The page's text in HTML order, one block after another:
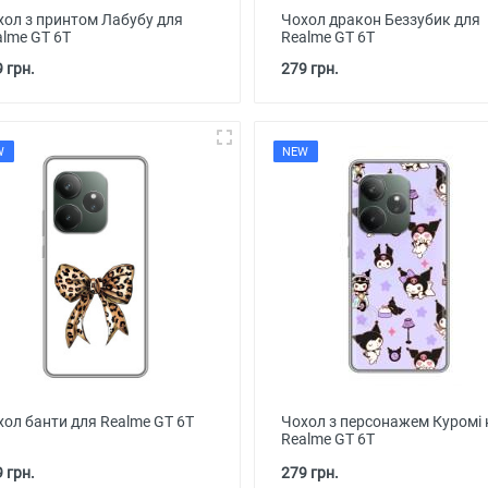
з принтом Лабубу для
GT 6T
грн.
Чохол дракон Беззубик для
Realme GT 6T
279 грн.
банти для Realme GT 6T
грн.
NEW
Чохол з персонажем Куромі
Realme GT 6T
279 грн.